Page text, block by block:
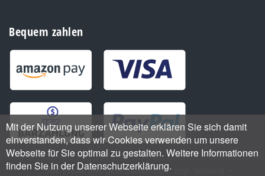
Bequem zahlen
•*Alle Preise inkl. gesetzlicher USt., zzgl.
Mit der Nutzung unserer Webseite erklären Sie sich damit
einverstanden, dass wir Cookies verwenden um unsere
Webseite für Sie optimal zu gestalten. Weitere Informationen
finden Sie in der Datenschutzerklärung.